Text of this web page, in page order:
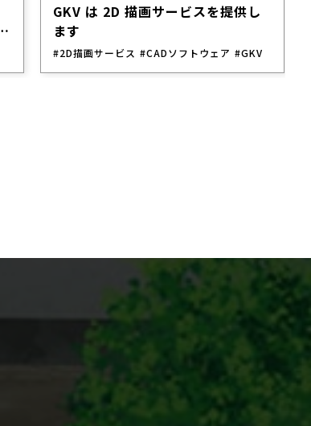
GKV は 2D 描画サービスを提供し
ます
#2D描画サービス #CADソフトウェア #GKV